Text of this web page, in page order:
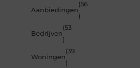
Aanbiedingen
(56
)
Bedrijven
(53
)
Woningen
(39
)